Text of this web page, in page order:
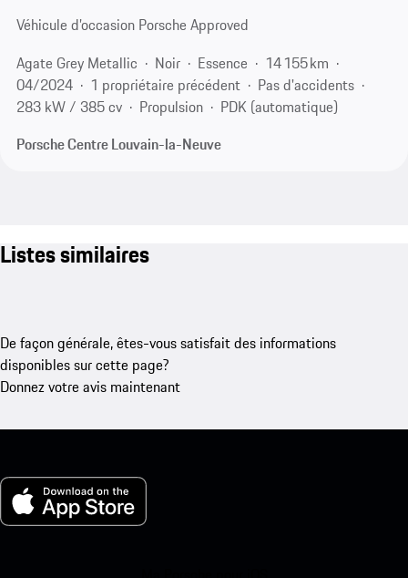
Véhicule d’occasion Porsche Approved
Agate Grey Metallic
Noir Essence
14 155 km
04/2024
1 propriétaire précédent
Pas d'accidents
283 kW / 385 cv
Propulsion
PDK (automatique)
Porsche Centre Louvain-la-Neuve
Listes similaires
De façon générale, êtes-vous satisfait des informations
disponibles sur cette page?
Donnez votre avis maintenant